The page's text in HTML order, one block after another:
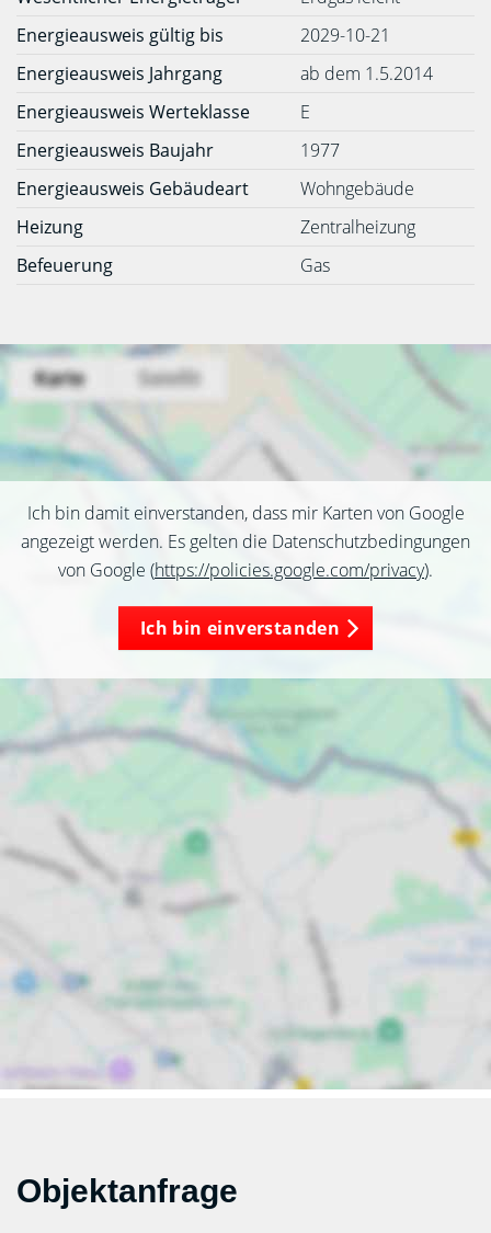
Energieausweis gültig bis
2029-10-21
Energieausweis Jahrgang
ab dem 1.5.2014
Energieausweis Werteklasse
E
Energieausweis Baujahr
1977
Energieausweis Gebäudeart
Wohngebäude
Heizung
Zentralheizung
Befeuerung
Gas
Ich bin damit einverstanden, dass mir Karten von Google
angezeigt werden. Es gelten die Datenschutzbedingungen
von Google (https://policies.google.com/privacy).
Ich bin einverstanden
Objektanfrage